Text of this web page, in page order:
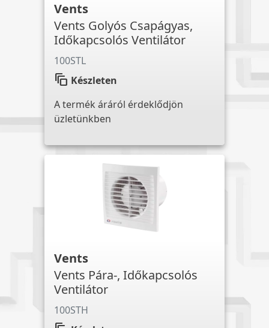
Vents
Vents Golyós Csapágyas,
Időkapcsolós Ventilátor
100STL
auto_awesome_motion Készleten
A termék áráról érdeklődjön
üzletünkben
Vents
Vents Pára-, Időkapcsolós
Ventilátor
100STH